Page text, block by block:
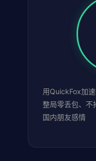
用QuickFox加
整局零丢包、不
国内朋友感情